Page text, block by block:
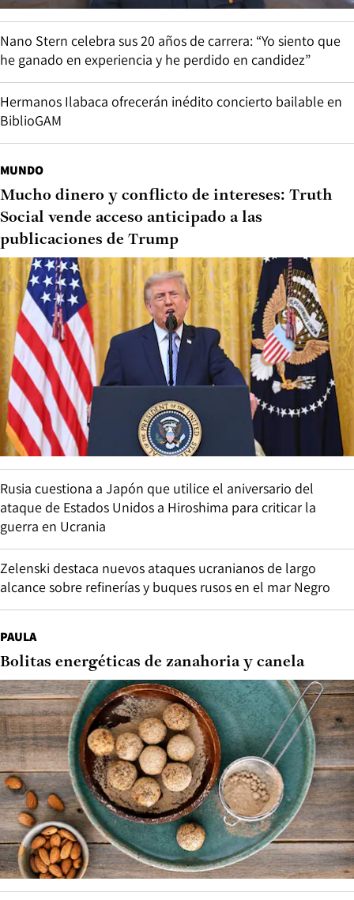
Nano Stern celebra sus 20 años de carrera: “Yo siento que
he ganado en experiencia y he perdido en candidez”
Hermanos Ilabaca ofrecerán inédito concierto bailable en
BiblioGAM
MUNDO
Mucho dinero y conflicto de intereses: Truth
Social vende acceso anticipado a las
publicaciones de Trump
Rusia cuestiona a Japón que utilice el aniversario del
ataque de Estados Unidos a Hiroshima para criticar la
guerra en Ucrania
Zelenski destaca nuevos ataques ucranianos de largo
alcance sobre refinerías y buques rusos en el mar Negro
PAULA
Bolitas energéticas de zanahoria y canela